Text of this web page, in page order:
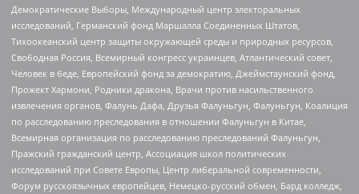
Демократические Выборы, Международный центр электоральных
исследований, Германский фонд Маршалла Соединенных Штатов,
Тихоокеанский центр защиты окружающей среды и природных ресурсов,
Свободная Россия, Всемирный конгресс украинцев, Атлантический совет,
Человек в беде, Европейский фонд за демократию, Джеймстаунский фонд,
Прожект Хармони, Родники дракона, Врачи против насильственного
извлечения органов, Фалунь Дафа, Друзья Фалуньгун, Фалуньгун, Коалиция
по расследованию преследования в отношении Фалуньгун в Китае,
Всемирная организация по расследованию преследований Фалуньгун,
Пражский гражданский центр, Ассоциация школ политических
исследований при Совете Европы, Центр либеральной современности,
Форум русскоязычных европейцев, Немецко-русский обмен, Бард колледж,